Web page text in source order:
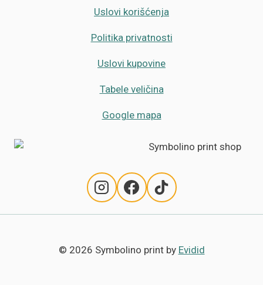
Uslovi korišćenja
Politika privatnosti
Uslovi kupovine
Tabele veličina
Google mapa
© 2026 Symbolino print by Evidid